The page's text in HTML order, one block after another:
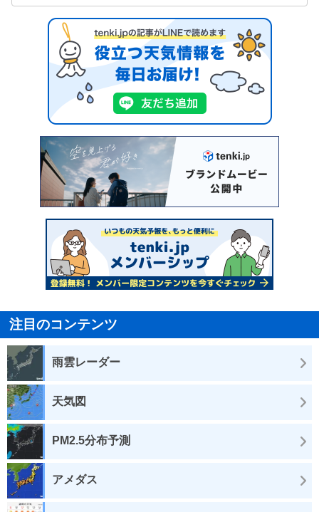
注目のコンテンツ
雨雲レーダー
天気図
PM2.5分布予測
アメダス